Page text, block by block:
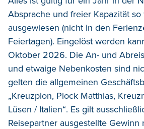
Absprache und freier Kapazität
ausgewiesen (nicht in den
Feiertagen). Eingelöst werden
Oktober 2026. Die An- und
und etwaige Nebenkosten sind
gelten die allgemeinen
„Kreuzplon, Piock Matthias,
Lüsen / Italien“. Es gilt
Reisepartner ausgestellte Gewinn